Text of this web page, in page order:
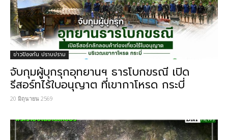
ข่าวป้องกัน ปราบปราม
จับกุมผู้บุกรุกอุทยานฯ ธารโบกขรณี เปิด
รีสอร์ทไร้ใบอนุญาต ที่เขากาโหรด กระบี่
20 มิถุนายน 2569